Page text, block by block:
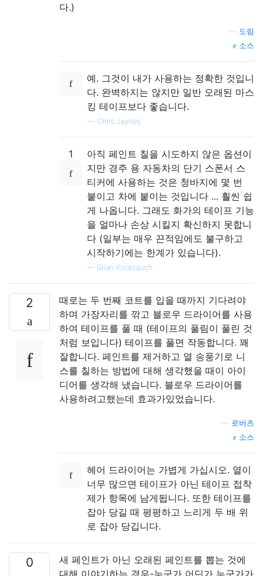
다.)
도림
소스
예. 그것이 내가 사용하는 정확한 것입니
다. 완벽하지는 않지만 일반 오래된 마스
킹 테이프보다 좋습니다.
— Chris Jaynes
1
아직 페인트 칠을 시도하지 않은 옵션이
지만 경주 용 자동차의 단기 스폰서 스
티커에 사용하는 것은 청바지에 몇 번
붙이고 차에 붙이는 것입니다 ... 훨씬 쉽
게 나옵니다. 그래도 화가의 테이프 기능
을 얼마나 손상 시킬지 확신하지 못합니
다 (일부는 매우 끈적임에도 불구하고
시작하기에는 한계가 있습니다).
— Brian Knoblauch
2
때로는 두 번째 코트를 입을 때까지 기다려야
하며 가장자리를 깎고 블로우 드라이어를 사용
하여 테이프를 풀 때 (테이프의 풀림이 풀린 것
처럼 보입니다) 테이프를 풀면 작동합니다. 꽤
잘합니다. 페인트를 제거하고 열 송풍기로 니
스를 칠하는 방법에 대해 생각했을 때이 아이
디어를 생각해 냈습니다. 블로우 드라이어를
사용하려고했는데 효과가있었습니다.
로버츠
소스
헤어 드라이어는 가볍게 가십시오. 열이
너무 많으면 테이프가 아닌 테이프 접착
제가 항목에 남게됩니다. 또한 테이프를
잡아 당길 때 평평하고 느리게 두 배 위
로 잡아 당깁니다.
0
새 페인트가 아닌 오래된 페인트를 뽑는 것에
대해 이야기하는 경우-누군가 어딘가 누군가가